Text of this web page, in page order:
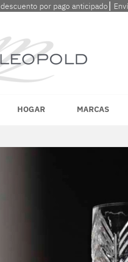
por pago anticipado⎮
HOGAR MARCAS